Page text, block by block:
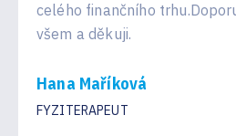
celého finančního
všem a děkuji.
Hana Maříková
FYZITERAPEUT